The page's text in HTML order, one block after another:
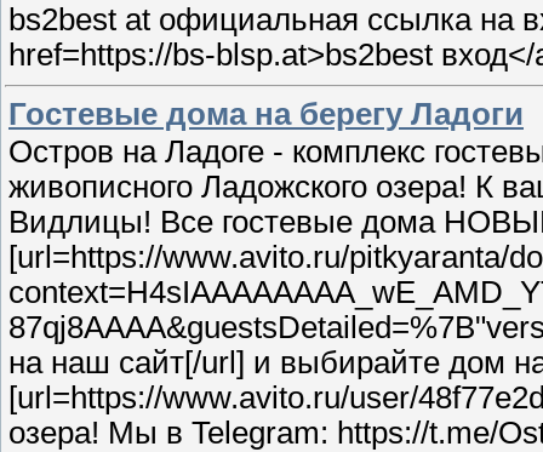
bs2best at официальная ссылка на
href=https://bs-blsp.at>bs2best вход</
Гостевые дома на берегу Ладоги
Остров на Ладоге - комплекс
живописного Ладожского озера! К
Видлицы! Все гостевые дома
[url=https://www.avito.ru/pitkyaranta/
на наш сайт[/url] и выбирайте дом
[url=https://www.avito.ru/user/
озера! Мы в Telegram: https://t.me/